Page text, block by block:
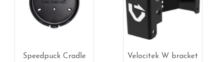
Speedpuck Cradle Velocitek W bracket